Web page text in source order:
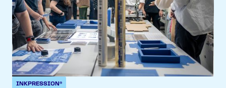
INKPRESSION®